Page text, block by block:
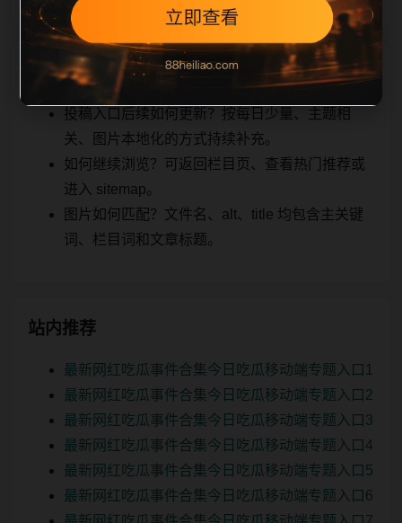
相关问题
投稿入口后续如何更新？按每日少量、主题相
关、图片本地化的方式持续补充。
如何继续浏览？可返回栏目页、查看热门推荐或
进入 sitemap。
图片如何匹配？文件名、alt、title 均包含主关键
词、栏目词和文章标题。
站内推荐
最新网红吃瓜事件合集今日吃瓜移动端专题入口1
最新网红吃瓜事件合集今日吃瓜移动端专题入口2
最新网红吃瓜事件合集今日吃瓜移动端专题入口3
最新网红吃瓜事件合集今日吃瓜移动端专题入口4
最新网红吃瓜事件合集今日吃瓜移动端专题入口5
最新网红吃瓜事件合集今日吃瓜移动端专题入口6